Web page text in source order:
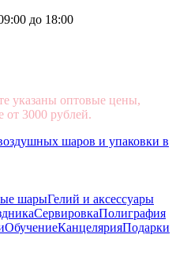
до 18:00
указаны оптовые цены,
от 3000 рублей.
шарыГелий и аксессуары
СервировкаПолиграфия
ОбучениеКанцелярияПодарки